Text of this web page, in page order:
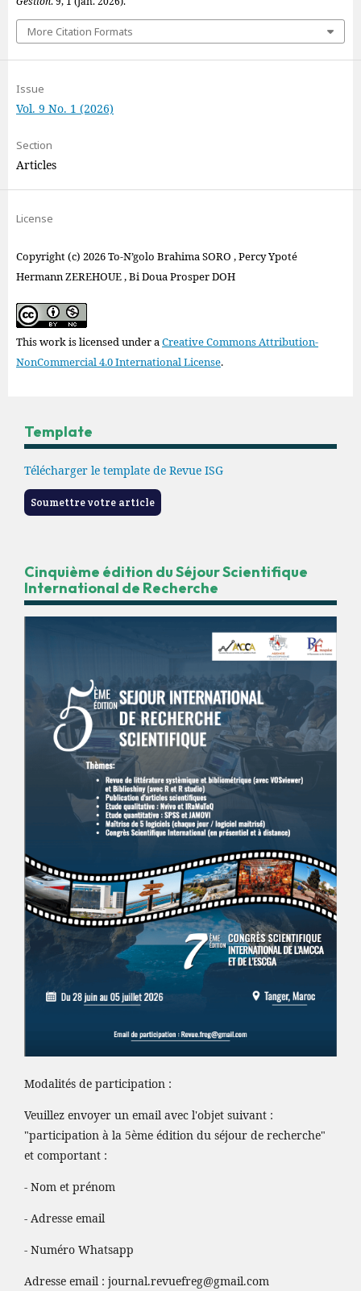
More Citation Formats
Issue
Vol. 9 No. 1 (2026)
Section
Articles
License
Copyright (c) 2026 To-N’golo Brahima SORO , Percy Ypoté
Hermann ZEREHOUE , Bi Doua Prosper DOH
This work is licensed under aCreative Commons Attribution-
NonCommercial 4.0 International License.
Template
Télécharger le template de Revue ISG
Soumettre votre article
Cinquième édition du Séjour Scientifique
International de Recherche
Modalités de participation :
Veuillez envoyer un email avec l'objet suivant :
"participation à la 5ème édition du séjour de recherche"
et comportant :
- Nom et prénom
- Adresse email
- Numéro Whatsapp
Adresse email : journal.revuefreg@gmail.com